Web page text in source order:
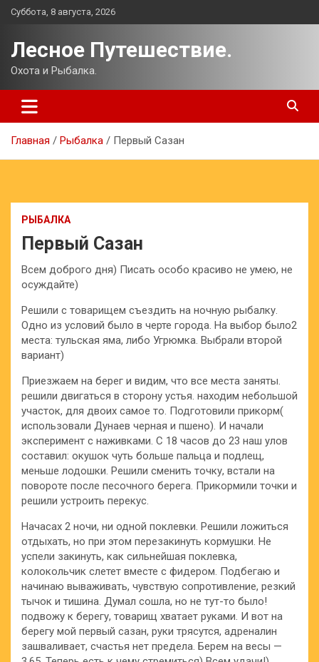
Перейти
Суббота, 8 августа, 2026
Лесное Путешествие.
Охота и Рыбалка.
Главная Рыбалка Первый Сазан
РЫБАЛКА
Первый Сазан
Всем доброго дня) Писать особо красиво не умею, не
осуждайте)
Решили с товарищем съездить на ночную рыбалку.
Одно из условий было в черте города. На выбор было2
места: тульская яма, либо Угрюмка. Выбрали второй
вариант)
Приезжаем на берег и видим, что все места заняты.
решили двигаться в сторону устья. находим небольшой
участок, для двоих самое то. Подготовили прикорм(
использовали Дунаев черная и пшено). И начали
эксперимент с наживками. С 18 часов до 23 наш улов
составил: окушок чуть больше пальца и подлещ,
меньше лодошки. Решили сменить точку, встали на
повороте после песочного берега. Прикормили точки и
решили устроить перекус.
Начасах 2 ночи, ни одной поклевки. Решили ложиться
отдыхать, но при этом перезакинуть кормушки. Не
успели закинуть, как сильнейшая поклевка,
колокольчик слетет вместе с фидером. Подбегаю и
начинаю вываживать, чувствую сопротивление, резкий
тычок и тишина. Думал сошла, но не тут-то было!
подвожу к берегу, товарищ хватает руками. И вот на
берегу мой первый сазан, руки трясутся, адреналин
зашваливает, счастья нет предела. Берем на весы —